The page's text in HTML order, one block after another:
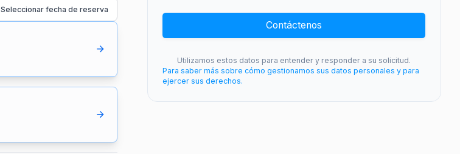
Seleccionar fecha de reserva
Contáctenos
Utilizamos estos datos para entender y responder a su solicitud.
Para saber más sobre cómo gestionamos sus datos personales y para
ejercer sus derechos.